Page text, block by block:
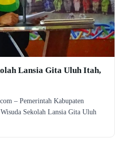
Lansia Gita Uluh Itah,
– Pemerintah Kabupaten
Sekolah Lansia Gita Uluh